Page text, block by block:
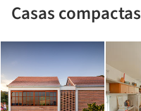
Casas compactas